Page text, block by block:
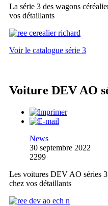
La série 3 des wagons
vos détaillants
Voir le catalogue série 3
Voiture DEV AO
News
30 septembre 2022
2299
Les voitures DEV AO séries
chez vos détaillants